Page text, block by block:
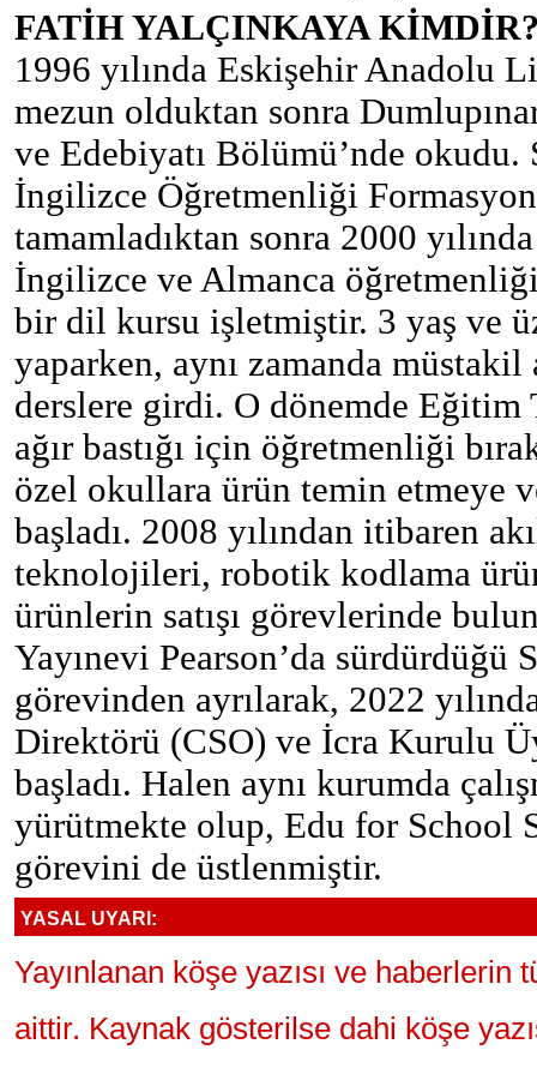
FATİH YALÇINKAYA
1996 yılında Eskişehir Anadolu
mezun olduktan sonra
ve Edebiyatı Bölümü’nde okudu.
İngilizce Öğretmenliği Formasyon
tamamladıktan sonra 2000
İngilizce ve Almanca öğretmenliği
bir dil kursu işletmiştir. 3 yaş ve
yaparken, aynı zamanda müstakil
derslere girdi. O dönemde Eğitim
ağır bastığı için öğretmenliği
özel okullara ürün temin etmeye
başladı. 2008 yılından itibaren
teknolojileri, robotik kodlama
ürünlerin satışı görevlerinde
Yayınevi Pearson’da sürdürdüğü
görevinden ayrılarak, 2022
Direktörü (CSO) ve İcra Kurulu
başladı. Halen aynı kurumda
yürütmekte olup, Edu for School
görevini de üstlenmiştir.
YASAL UYARI:
Yayınlanan köşe yazısı ve haberlerin
aittir. Kaynak gösterilse dahi köşe